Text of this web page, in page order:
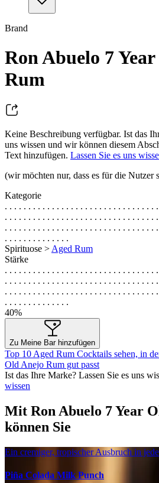
Brand
Ron Abuelo 7
Rum
Keine Beschreibung verfügbar. Ist das
uns wissen und wir können diesem
Text hinzufügen. Lassen Sie es uns
(wir möchten nur, dass es für die Nutzer
Kategorie
. . . . . . . . . . . . . . . . . . . . . . . . . . . . . . . .
. . . . . . . . . . . . . . . . . . . . . . . . . . . . . . . .
. . . . . . . . . . . . . . . . . . . . . . . . . . . . . . . .
. . . . . . . . . . . . . .
Spirituose > Aged Rum
Stärke
. . . . . . . . . . . . . . . . . . . . . . . . . . . . . . . .
. . . . . . . . . . . . . . . . . . . . . . . . . . . . . . . .
. . . . . . . . . . . . . . . . . . . . . . . . . . . . . . . .
. . . . . . . . . . . . . .
40%
Zu Meine Bar hinzufügen
Top 10 Aged Rum Cocktails sehen, in
Old Anejo Rum gut passt
Ist das Ihre Marke? Lassen Sie es uns
wissen
Mit Ron Abuelo 7 Year
können Sie
Ein cremiger, tropischer Ausbruch in
Piña Colada Milk Punch